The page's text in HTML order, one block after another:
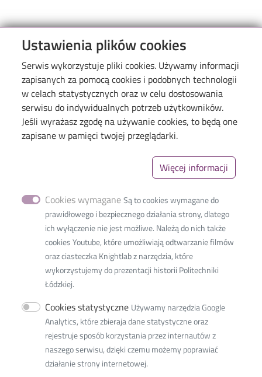
Ustawienia plików cookies
Serwis wykorzystuje pliki cookies. Używamy informacji
zapisanych za pomocą cookies i podobnych technologii
w celach statystycznych oraz w celu dostosowania
serwisu do indywidualnych potrzeb użytkowników.
Jeśli wyrażasz zgodę na używanie cookies, to będą one
zapisane w pamięci twojej przeglądarki.
Więcej informacji
Cookies wymagane Są to cookies wymagane do
prawidłowego i bezpiecznego działania strony, dlatego
ich wyłączenie nie jest możliwe. Należą do nich także
cookies Youtube, które umożliwiają odtwarzanie filmów
oraz ciasteczka Knightlab z narzędzia, które
wykorzystujemy do prezentacji historii Politechniki
Łódzkiej.
Cookies statystyczne Używamy narzędzia Google
Analytics, które zbieraja dane statystyczne oraz
rejestruje sposób korzystania przez internautów z
naszego serwisu, dzięki czemu możemy poprawiać
działanie strony internetowej.
International Faculty of
Engineering
36 Zwirki Street
90-539 Lodz, Poland
tel.: +48 42 638 38 00
e-mail:ifestudents@info.p.lodz.pl
727 002 18 95
Menu
Library of TUL
Accessibility statement